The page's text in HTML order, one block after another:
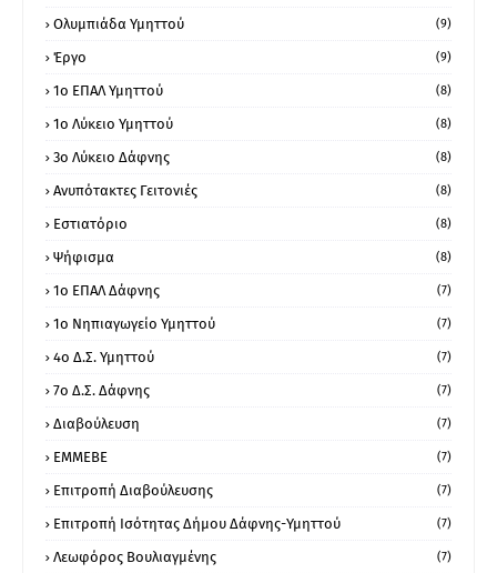
Ολυμπιάδα Υμηττού (9)
Έργο (9)
1o ΕΠΑΛ Υμηττού (8)
1ο Λύκειο Υμηττού (8)
3ο Λύκειο Δάφνης (8)
Ανυπότακτες Γειτονιές (8)
Εστιατόριο (8)
Ψήφισμα (8)
1ο ΕΠΑΛ Δάφνης (7)
1ο Νηπιαγωγείο Υμηττού (7)
4ο Δ.Σ. Υμηττού (7)
7ο Δ.Σ. Δάφνης (7)
Διαβούλευση (7)
ΕΜΜΕΒΕ (7)
Επιτροπή Διαβούλευσης (7)
Επιτροπή Ισότητας Δήμου Δάφνης-Υμηττού (7)
Λεωφόρος Βουλιαγμένης (7)